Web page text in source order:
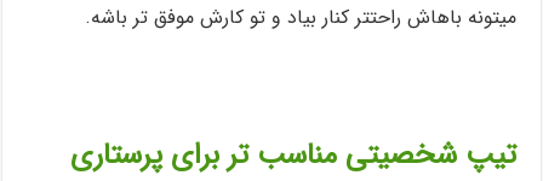
میتونه باهاش راحتتر کنار بیاد و تو کارش موفق تر باشه.
تیپ شخصیتی مناسب تر برای پرستاری